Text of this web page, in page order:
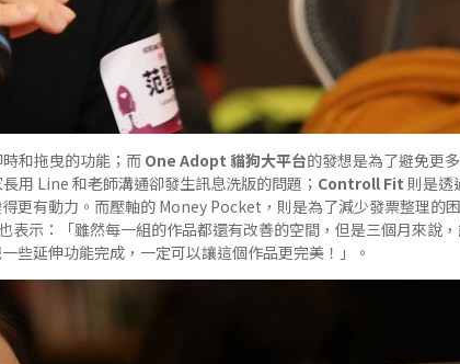
和拖曳的功能；而 One Adopt 貓狗大平台的發想是為了避免更
用 Line 和老師溝通卻發生訊息洗版的問題； Controll Fit 則是透
更有動力。而壓軸的 Money Pocket，則是為了減少發票整理的困
示：「雖然每一組的作品都還有改善的空間，但是三個月來說
些延伸功能完成，一定可以讓這個作品更完美！」。